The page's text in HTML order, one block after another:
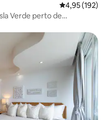
Classificação
4,95 (192)
Verde perto de